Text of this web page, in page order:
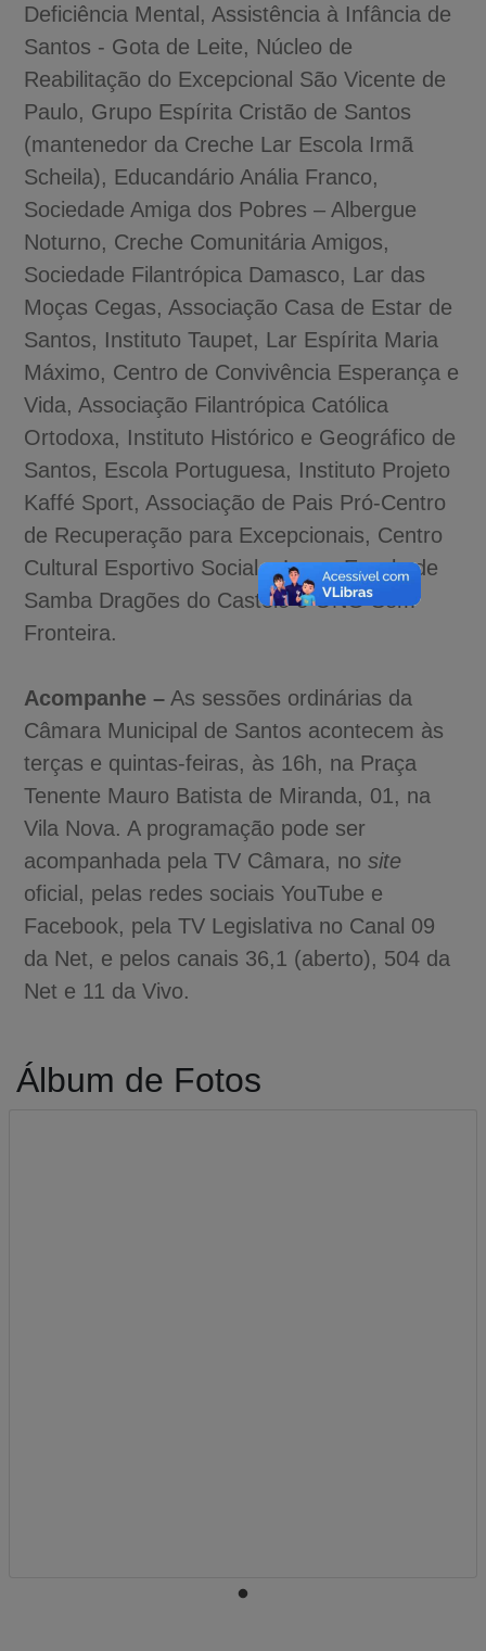
Deficiência Mental, Assistência à Infância de
Santos - Gota de Leite, Núcleo de
Reabilitação do Excepcional São Vicente de
Paulo, Grupo Espírita Cristão de Santos
(mantenedor da Creche Lar Escola Irmã
Scheila), Educandário Anália Franco,
Sociedade Amiga dos Pobres – Albergue
Noturno, Creche Comunitária Amigos,
Sociedade Filantrópica Damasco, Lar das
Moças Cegas, Associação Casa de Estar de
Santos, Instituto Taupet, Lar Espírita Maria
Máximo, Centro de Convivência Esperança e
Vida, Associação Filantrópica Católica
Ortodoxa, Instituto Histórico e Geográfico de
Santos, Escola Portuguesa, Instituto Projeto
Kaffé Sport, Associação de Pais Pró-Centro
de Recuperação para Excepcionais, Centro
Cultural Esportivo Social e Lazer Escola de
Samba Dragões do Castelo e ONG Sem
Fronteira.
Acompanhe – As sessões ordinárias da
Câmara Municipal de Santos acontecem às
terças e quintas-feiras, às 16h, na Praça
Tenente Mauro Batista de Miranda, 01, na
Vila Nova. A programação pode ser
acompanhada pela TV Câmara, nosite
oficial, pelas redes sociais YouTube e
Facebook, pela TV Legislativa no Canal 09
da Net, e pelos canais 36,1 (aberto), 504 da
Net e 11 da Vivo.
Álbum de Fotos